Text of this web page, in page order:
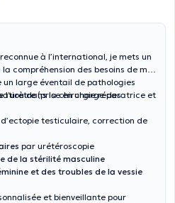
à l’international, je mets un
compréhension des besoins de mes
large éventail de pathologies
dans la chirurgie réparatrice et
l’urètre(prise en charge des
testiculaire, correction de
par urétéroscopie
de la stérilité masculine
et des troubles de la vessie
et bienveillante pour